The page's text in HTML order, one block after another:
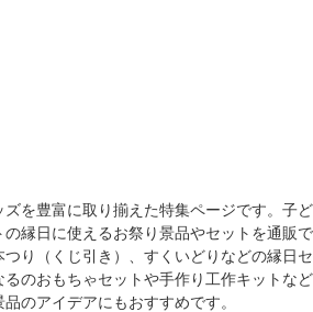
を豊富に取り揃えた特集ページです。子ど
縁日に使えるお祭り景品やセットを通販で
り（くじ引き）、すくいどりなどの縁日セ
のおもちゃセットや手作り工作キットなど
のアイデアにもおすすめです。